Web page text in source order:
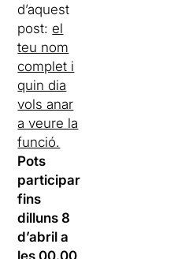
d’aquest
post:el
teu nom
complet i
quin dia
vols anar
a veure la
funció.
Pots
participar
fins
dilluns 8
d’abril a